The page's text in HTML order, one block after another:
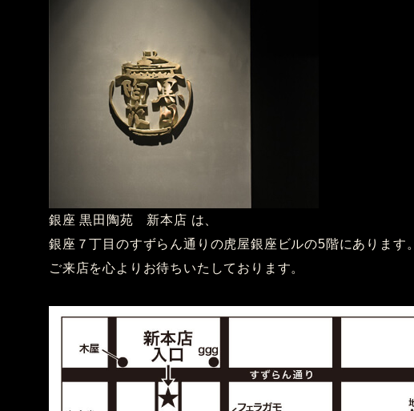
銀座 黒田陶苑 新本店 は、
銀座７丁目のすずらん通りの虎屋銀座ビルの5階にあります。
ご来店を心よりお待ちいたしております。